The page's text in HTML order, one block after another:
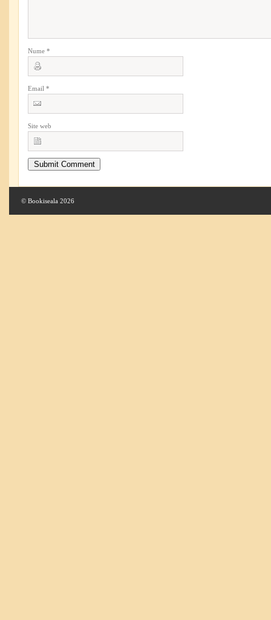
Nume *
Email *
Site web
© Bookiseala 2026